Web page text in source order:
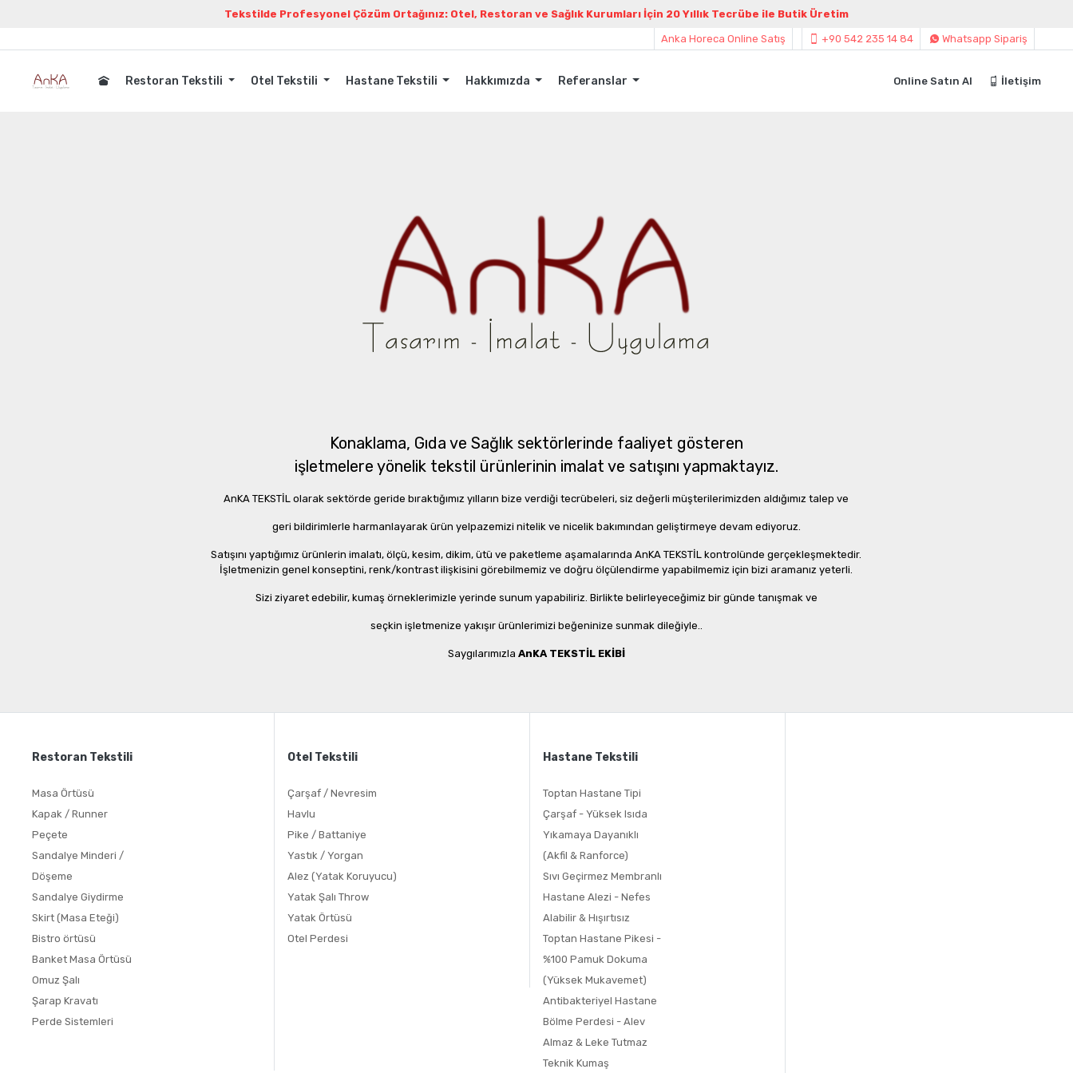
Tekstilde Profesyonel Çözüm Ortağınız: Otel, Restoran ve Sağlık Kurumları İçin 20 Yıllık Tecrübe ile Butik Üretim
Anka Horeca Online Satış +90 542 235 14 84 Whatsapp Sipariş
Restoran Tekstili Otel Tekstili Hastane Tekstili Hakkımızda Referanslar Online Satın Al İletişim
Konaklama, Gıda ve Sağlık sektörlerinde faaliyet gösteren
işletmelere yönelik tekstil ürünlerinin imalat ve satışını yapmaktayız.
AnKA TEKSTİL olarak sektörde geride bıraktığımız yılların bize verdiği tecrübeleri, siz değerli müşterilerimizden aldığımız talep ve
geri bildirimlerle harmanlayarak ürün yelpazemizi nitelik ve nicelik bakımından geliştirmeye devam ediyoruz.
Satışını yaptığımız ürünlerin imalatı, ölçü, kesim, dikim, ütü ve paketleme aşamalarında AnKA TEKSTİL kontrolünde gerçekleşmektedir.
İşletmenizin genel konseptini, renk/kontrast ilişkisini görebilmemiz ve doğru ölçülendirme yapabilmemiz için bizi aramanız yeterli.
Sizi ziyaret edebilir, kumaş örneklerimizle yerinde sunum yapabiliriz. Birlikte belirleyeceğimiz bir günde tanışmak ve
seçkin işletmenize yakışır ürünlerimizi beğeninize sunmak dileğiyle..
Saygılarımızla AnKA TEKSTİL EKİBİ
Restoran Tekstili
Masa Örtüsü
Kapak / Runner
Peçete
Sandalye Minderi /
Döşeme
Sandalye Giydirme
Skirt (Masa Eteği)
Bistro örtüsü
Banket Masa Örtüsü
Omuz Şalı
Şarap Kravatı
Perde Sistemleri
Otel Tekstili
Çarşaf / Nevresim
Havlu
Pike / Battaniye
Yastık / Yorgan
Alez (Yatak Koruyucu)
Yatak Şalı Throw
Yatak Örtüsü
Otel Perdesi
Hastane Tekstili
Toptan Hastane Tipi
Çarşaf - Yüksek Isıda
Yıkamaya Dayanıklı
(Akfil & Ranforce)
Sıvı Geçirmez Membranlı
Hastane Alezi - Nefes
Alabilir & Hışırtısız
Toptan Hastane Pikesi -
%100 Pamuk Dokuma
(Yüksek Mukavemet)
Antibakteriyel Hastane
Bölme Perdesi - Alev
Almaz & Leke Tutmaz
Teknik Kumaş